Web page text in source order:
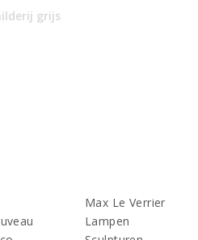
grijs
Max Le Verrier
Lampen